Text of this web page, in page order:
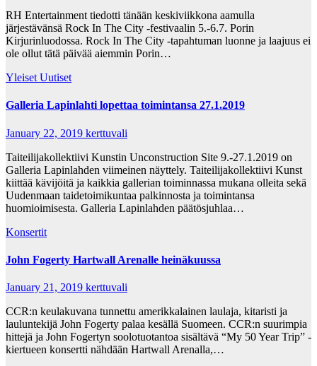
RH Entertainment tiedotti tänään keskiviikkona aamulla
järjestävänsä Rock In The City -festivaalin 5.-6.7. Porin
Kirjurinluodossa. Rock In The City -tapahtuman luonne ja laajuus ei
ole ollut tätä päivää aiemmin Porin…
Yleiset Uutiset
Galleria Lapinlahti lopettaa toimintansa 27.1.2019
January 22, 2019 kerttuvali
Taiteilijakollektiivi Kunstin Unconstruction Site 9.-27.1.2019 on
Galleria Lapinlahden viimeinen näyttely. Taiteilijakollektiivi Kunst
kiittää kävijöitä ja kaikkia gallerian toiminnassa mukana olleita sekä
Uudenmaan taidetoimikuntaa palkinnosta ja toimintansa
huomioimisesta. Galleria Lapinlahden päätösjuhlaa…
Konsertit
John Fogerty Hartwall Arenalle heinäkuussa
January 21, 2019 kerttuvali
CCR:n keulakuvana tunnettu amerikkalainen laulaja, kitaristi ja
lauluntekijä John Fogerty palaa kesällä Suomeen. CCR:n suurimpia
hittejä ja John Fogertyn soolotuotantoa sisältävä “My 50 Year Trip” -
kiertueen konsertti nähdään Hartwall Arenalla,…